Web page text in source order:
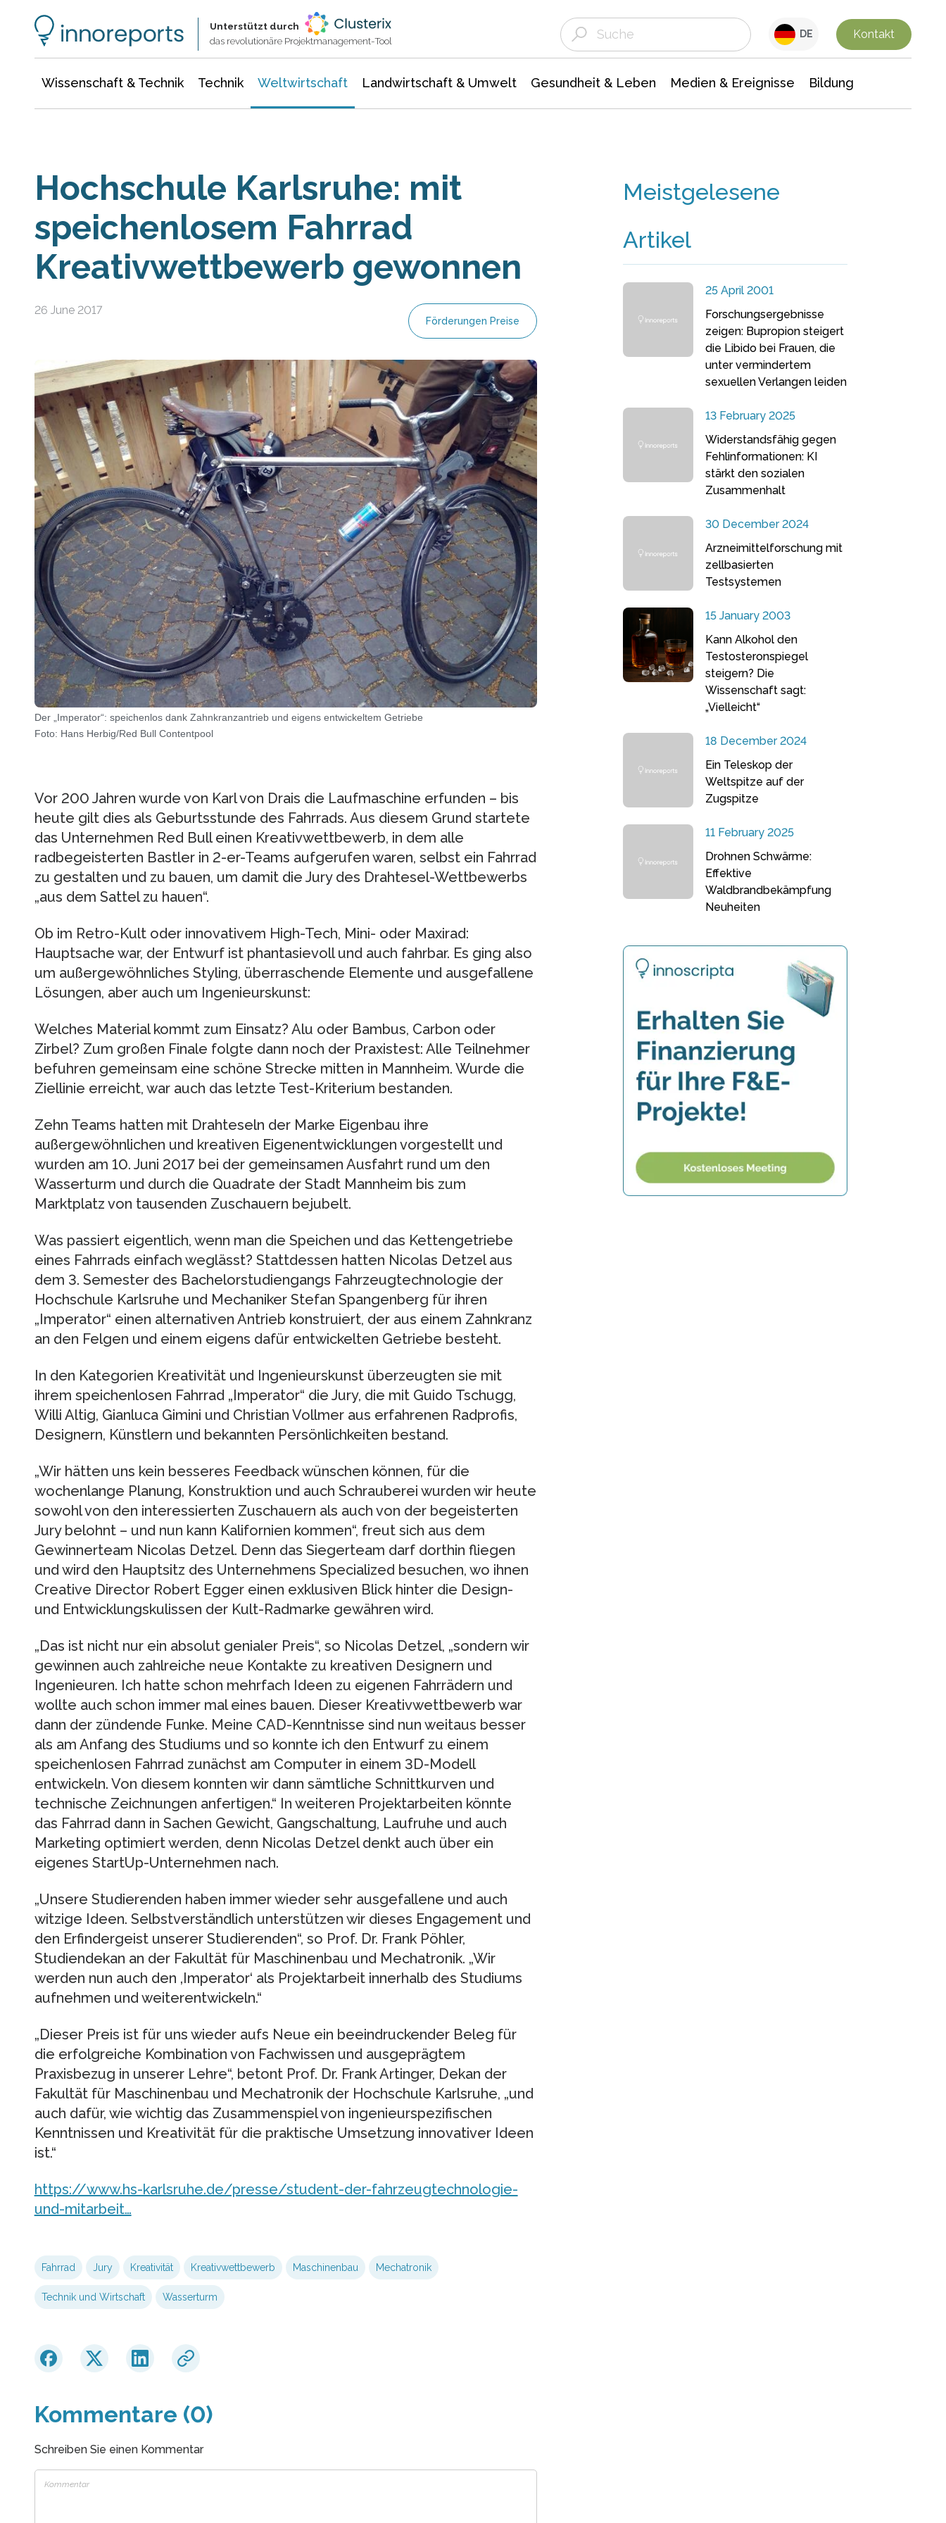
Unterstützt durch
das revolutionäre Projektmanagement-Tool
DE Kontakt
Wissenschaft & Technik Technik Weltwirtschaft Landwirtschaft & Umwelt Gesundheit & Leben Medien & Ereignisse Bildung
Hochschule Karlsruhe: mit
speichenlosem Fahrrad
Kreativwettbewerb gewonnen
26 June 2017
Förderungen Preise
Der „Imperator“: speichenlos dank Zahnkranzantrieb und eigens entwickeltem Getriebe
Foto: Hans Herbig/Red Bull Contentpool
Vor 200 Jahren wurde von Karl von Drais die Laufmaschine erfunden – bis
heute gilt dies als Geburtsstunde des Fahrrads. Aus diesem Grund startete
das Unternehmen Red Bull einen Kreativwettbewerb, in dem alle
radbegeisterten Bastler in 2-er-Teams aufgerufen waren, selbst ein Fahrrad
zu gestalten und zu bauen, um damit die Jury des Drahtesel-Wettbewerbs
„aus dem Sattel zu hauen“.
Ob im Retro-Kult oder innovativem High-Tech, Mini- oder Maxirad:
Hauptsache war, der Entwurf ist phantasievoll und auch fahrbar. Es ging also
um außergewöhnliches Styling, überraschende Elemente und ausgefallene
Lösungen, aber auch um Ingenieurskunst:
Welches Material kommt zum Einsatz? Alu oder Bambus, Carbon oder
Zirbel? Zum großen Finale folgte dann noch der Praxistest: Alle Teilnehmer
befuhren gemeinsam eine schöne Strecke mitten in Mannheim. Wurde die
Ziellinie erreicht, war auch das letzte Test-Kriterium bestanden.
Zehn Teams hatten mit Drahteseln der Marke Eigenbau ihre
außergewöhnlichen und kreativen Eigenentwicklungen vorgestellt und
wurden am 10. Juni 2017 bei der gemeinsamen Ausfahrt rund um den
Wasserturm und durch die Quadrate der Stadt Mannheim bis zum
Marktplatz von tausenden Zuschauern bejubelt.
Was passiert eigentlich, wenn man die Speichen und das Kettengetriebe
eines Fahrrads einfach weglässt? Stattdessen hatten Nicolas Detzel aus
dem 3. Semester des Bachelorstudiengangs Fahrzeugtechnologie der
Hochschule Karlsruhe und Mechaniker Stefan Spangenberg für ihren
„Imperator“ einen alternativen Antrieb konstruiert, der aus einem Zahnkranz
an den Felgen und einem eigens dafür entwickelten Getriebe besteht.
In den Kategorien Kreativität und Ingenieurskunst überzeugten sie mit
ihrem speichenlosen Fahrrad „Imperator“ die Jury, die mit Guido Tschugg,
Willi Altig, Gianluca Gimini und Christian Vollmer aus erfahrenen Radprofis,
Designern, Künstlern und bekannten Persönlichkeiten bestand.
„Wir hätten uns kein besseres Feedback wünschen können, für die
wochenlange Planung, Konstruktion und auch Schrauberei wurden wir heute
sowohl von den interessierten Zuschauern als auch von der begeisterten
Jury belohnt – und nun kann Kalifornien kommen“, freut sich aus dem
Gewinnerteam Nicolas Detzel. Denn das Siegerteam darf dorthin fliegen
und wird den Hauptsitz des Unternehmens Specialized besuchen, wo ihnen
Creative Director Robert Egger einen exklusiven Blick hinter die Design-
und Entwicklungskulissen der Kult-Radmarke gewähren wird.
„Das ist nicht nur ein absolut genialer Preis“, so Nicolas Detzel, „sondern wir
gewinnen auch zahlreiche neue Kontakte zu kreativen Designern und
Ingenieuren. Ich hatte schon mehrfach Ideen zu eigenen Fahrrädern und
wollte auch schon immer mal eines bauen. Dieser Kreativwettbewerb war
dann der zündende Funke. Meine CAD-Kenntnisse sind nun weitaus besser
als am Anfang des Studiums und so konnte ich den Entwurf zu einem
speichenlosen Fahrrad zunächst am Computer in einem 3D-Modell
entwickeln. Von diesem konnten wir dann sämtliche Schnittkurven und
technische Zeichnungen anfertigen.“ In weiteren Projektarbeiten könnte
das Fahrrad dann in Sachen Gewicht, Gangschaltung, Laufruhe und auch
Marketing optimiert werden, denn Nicolas Detzel denkt auch über ein
eigenes StartUp-Unternehmen nach.
„Unsere Studierenden haben immer wieder sehr ausgefallene und auch
witzige Ideen. Selbstverständlich unterstützen wir dieses Engagement und
den Erfindergeist unserer Studierenden“, so Prof. Dr. Frank Pöhler,
Studiendekan an der Fakultät für Maschinenbau und Mechatronik. „Wir
werden nun auch den ‚Imperator‘ als Projektarbeit innerhalb des Studiums
aufnehmen und weiterentwickeln.“
„Dieser Preis ist für uns wieder aufs Neue ein beeindruckender Beleg für
die erfolgreiche Kombination von Fachwissen und ausgeprägtem
Praxisbezug in unserer Lehre“, betont Prof. Dr. Frank Artinger, Dekan der
Fakultät für Maschinenbau und Mechatronik der Hochschule Karlsruhe, „und
auch dafür, wie wichtig das Zusammenspiel von ingenieurspezifischen
Kenntnissen und Kreativität für die praktische Umsetzung innovativer Ideen
ist.“
https://www.hs-karlsruhe.de/presse/student-der-fahrzeugtechnologie-
und-mitarbeit…
Fahrrad Jury Kreativität Kreativwettbewerb Maschinenbau Mechatronik
Technik und Wirtschaft Wasserturm
Kommentare (0)
Schreiben Sie einen Kommentar
Meistgelesene
Artikel
25 April 2001
Forschungsergebnisse
zeigen: Bupropion steigert
die Libido bei Frauen, die
unter vermindertem
sexuellen Verlangen leiden
13 February 2025
Widerstandsfähig gegen
Fehlinformationen: KI
stärkt den sozialen
Zusammenhalt
30 December 2024
Arzneimittelforschung mit
zellbasierten
Testsystemen
15 January 2003
Kann Alkohol den
Testosteronspiegel
steigern? Die
Wissenschaft sagt:
„Vielleicht“
18 December 2024
Ein Teleskop der
Weltspitze auf der
Zugspitze
11 February 2025
Drohnen Schwärme:
Effektive
Waldbrandbekämpfung
Neuheiten